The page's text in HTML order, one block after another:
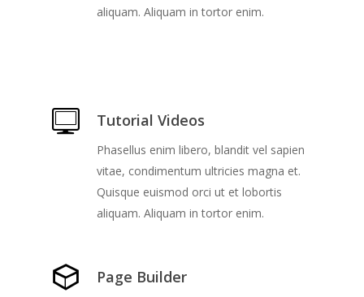
aliquam. Aliquam in tortor enim.
Tutorial Videos
Phasellus enim libero, blandit vel sapien
vitae, condimentum ultricies magna et.
Quisque euismod orci ut et lobortis
aliquam. Aliquam in tortor enim.
Page Builder